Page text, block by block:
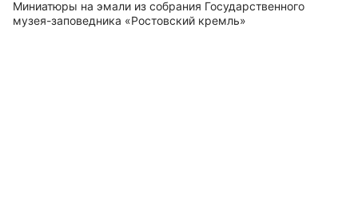
Миниатюры на эмали из собрания Государственного
музея-заповедника «Ростовский кремль»